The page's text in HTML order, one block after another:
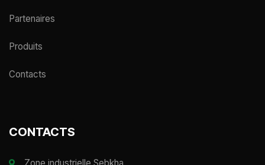
Partenaires
Produits
Contacts
CONTACTS